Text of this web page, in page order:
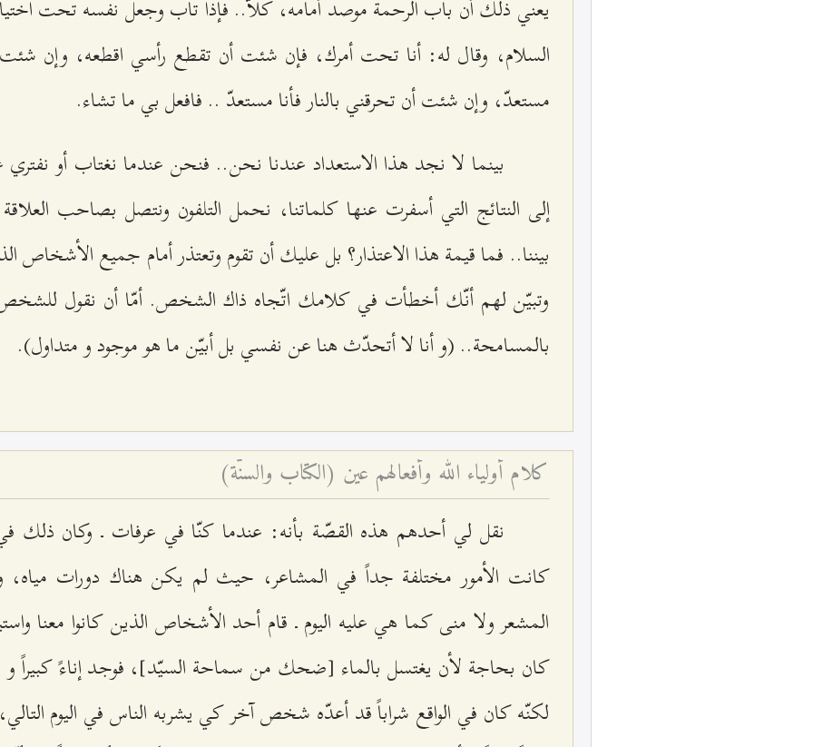
يعني ذلك أن باب الرحمة موصد أمامه، كلاّ.. فإذا تاب وجعل نفسه تحت
السلام، وقال له: أنا تحت أمرك، فإن شئت أن تقطع رأسي اقطعه، وإن شئت
مستعدّ، وإن شئت أن تحرقني بالنار فأنا مستعدّ .. فافعل بي ما تشاء.
بينما لا نجد هذا الاستعداد عندنا نحن.. فنحن عندما نغتاب أو
إلى النتائج التي أسفرت عنها كلماتنا، نحمل التلفون ونتصل بصاحب
بيننا.. فما قيمة هذا الاعتذار؟ بل عليك أن تقوم وتعتذر أمام جميع الأشخاص
وتبيّن لهم أنّك أخطأت في كلامك اتّجاه ذاك الشخص. أمّا أن نقول
بالمسامحة.. (و أنا لا أتحدّث هنا عن نفسي بل أبيّن ما هو موجود و متداول).
كلام أولياء الله وأفعالهم عين (الكتاب والسنّة)
نقل لي أحدهم هذه القصّة بأنه: عندما كنّا في عرفات ـ وكان
كانت الأمور مختلفة جداً في المشاعر، حيث لم يكن هناك دورات
المشعر ولا منى كما هي عليه اليوم ـ قام أحد الأشخاص الذين كانوا معنا
كان بحاجة لأن يغتسل بالماء [ضحك من سماحة السيّد]، فوجد إناءً كبيراً و
لكنّه كان في الواقع شراباً قد أعدّه شخص آخر كي يشربه الناس في اليوم